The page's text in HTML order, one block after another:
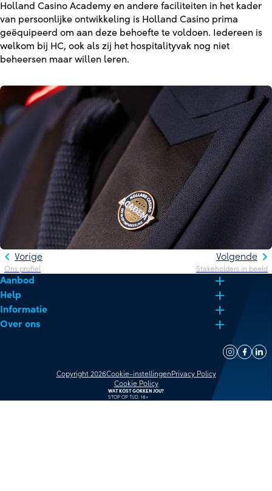
Holland Casino Academy en andere faciliteiten in het kader
van persoonlijke ontwikkeling is Holland Casino prima
geëquipeerd om aan deze behoefte te voldoen. Iedereen is
welkom bij HC, ook als zij het hospitalityvak nog niet
beheersen maar willen leren.
Volgende
Stakeholders in beeld
Vorige
Ons profiel
Aanbod
Help
Informatie
Over ons
Copyright 2026Cookie-instellingen Privacy Policy
Cookie Policy
WAT KOST GOKKEN JOU?
STOP OP TIJD. 18+